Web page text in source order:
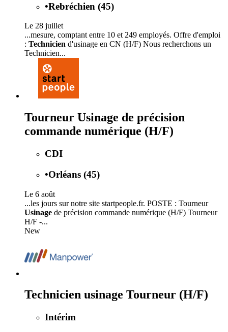
•Rebréchien (45)
Le 28 juillet
...mesure, comptant entre 10 et 249 employés. Offre d'emploi
: Technicien d'usinage en CN (H/F) Nous recherchons un
Technicien...
Tourneur Usinage de précision
commande numérique (H/F)
CDI
•Orléans (45)
Le 6 août
...les jours sur notre site startpeople.fr. POSTE : Tourneur
Usinage de précision commande numérique (H/F) Tourneur
H/F -...
New
Technicien usinage Tourneur (H/F)
Intérim